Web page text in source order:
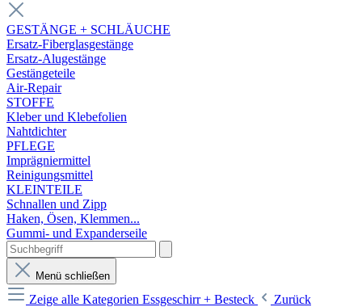
GESTÄNGE + SCHLÄUCHE
Ersatz-Fiberglasgestänge
Ersatz-Alugestänge
Gestängeteile
Air-Repair
STOFFE
Kleber und Klebefolien
Nahtdichter
PFLEGE
Imprägniermittel
Reinigungsmittel
KLEINTEILE
Schnallen und Zipp
Haken, Ösen, Klemmen...
Gummi- und Expanderseile
Menü schließen
Zeige alle Kategorien Essgeschirr + Besteck
Zurück